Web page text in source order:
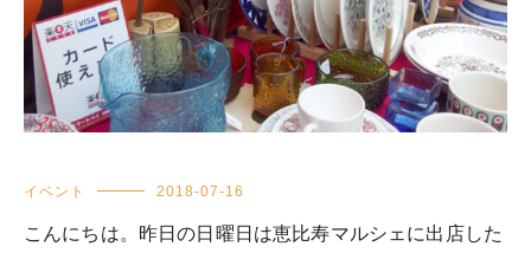
イベント 2018-07-16
こんにちは。昨日の日曜日は恵比寿マルシェに出店した